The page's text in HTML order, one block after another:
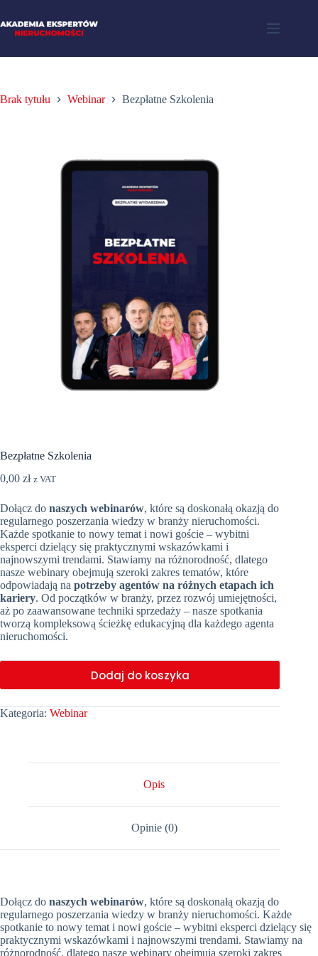
Brak tytułu Webinar Bezpłatne Szkolenia
Bezpłatne Szkolenia
0,00 zł z VAT
Dołącz do naszych webinarów, które są doskonałą okazją do
regularnego poszerzania wiedzy w branży nieruchomości.
Każde spotkanie to nowy temat i nowi goście – wybitni
eksperci dzielący się praktycznymi wskazówkami i
najnowszymi trendami. Stawiamy na różnorodność, dlatego
nasze webinary obejmują szeroki zakres tematów, które
odpowiadają na potrzeby agentów na różnych etapach ich
kariery. Od początków w branży, przez rozwój umiejętności,
aż po zaawansowane techniki sprzedaży – nasze spotkania
tworzą kompleksową ścieżkę edukacyjną dla każdego agenta
nieruchomości.
Dodaj do koszyka
Kategoria: Webinar
Opis
Opinie (0)
Dołącz do naszych webinarów, które są doskonałą okazją do
regularnego poszerzania wiedzy w branży nieruchomości. Każde
spotkanie to nowy temat i nowi goście – wybitni eksperci dzielący się
praktycznymi wskazówkami i najnowszymi trendami. Stawiamy na
różnorodność, dlatego nasze webinary obejmują szeroki zakres